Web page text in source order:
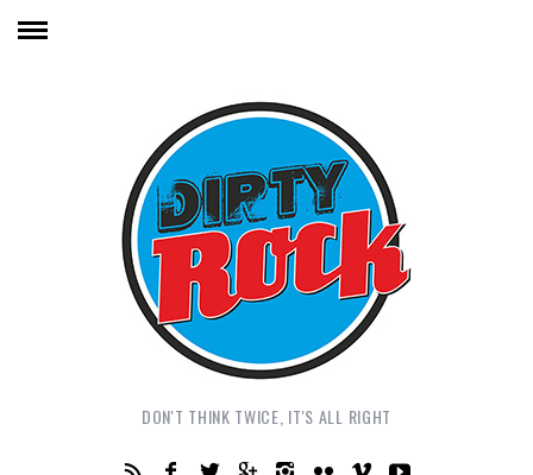
DON'T THINK TWICE, IT'S ALL RIGHT